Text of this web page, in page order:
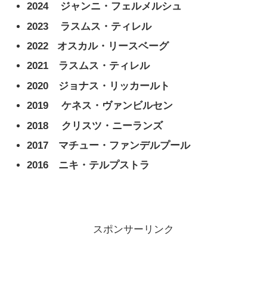
2024 ジャンニ・フェルメルシュ
2023 ラスムス・ティレル
2022 オスカル・リースベーグ
2021 ラスムス・ティレル
2020 ジョナス・リッカールト
2019
ケネス・ヴァンビルセン
2018
クリスツ・ニーランズ
2017 マチュー・ファンデルプール
2016 ニキ・テルプストラ
スポンサーリンク